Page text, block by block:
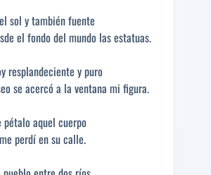
sol y también fuente
el fondo del mundo las estatuas.
resplandeciente y puro
se acercó a la ventana mi figura.
aquel cuerpo
perdí en su calle.